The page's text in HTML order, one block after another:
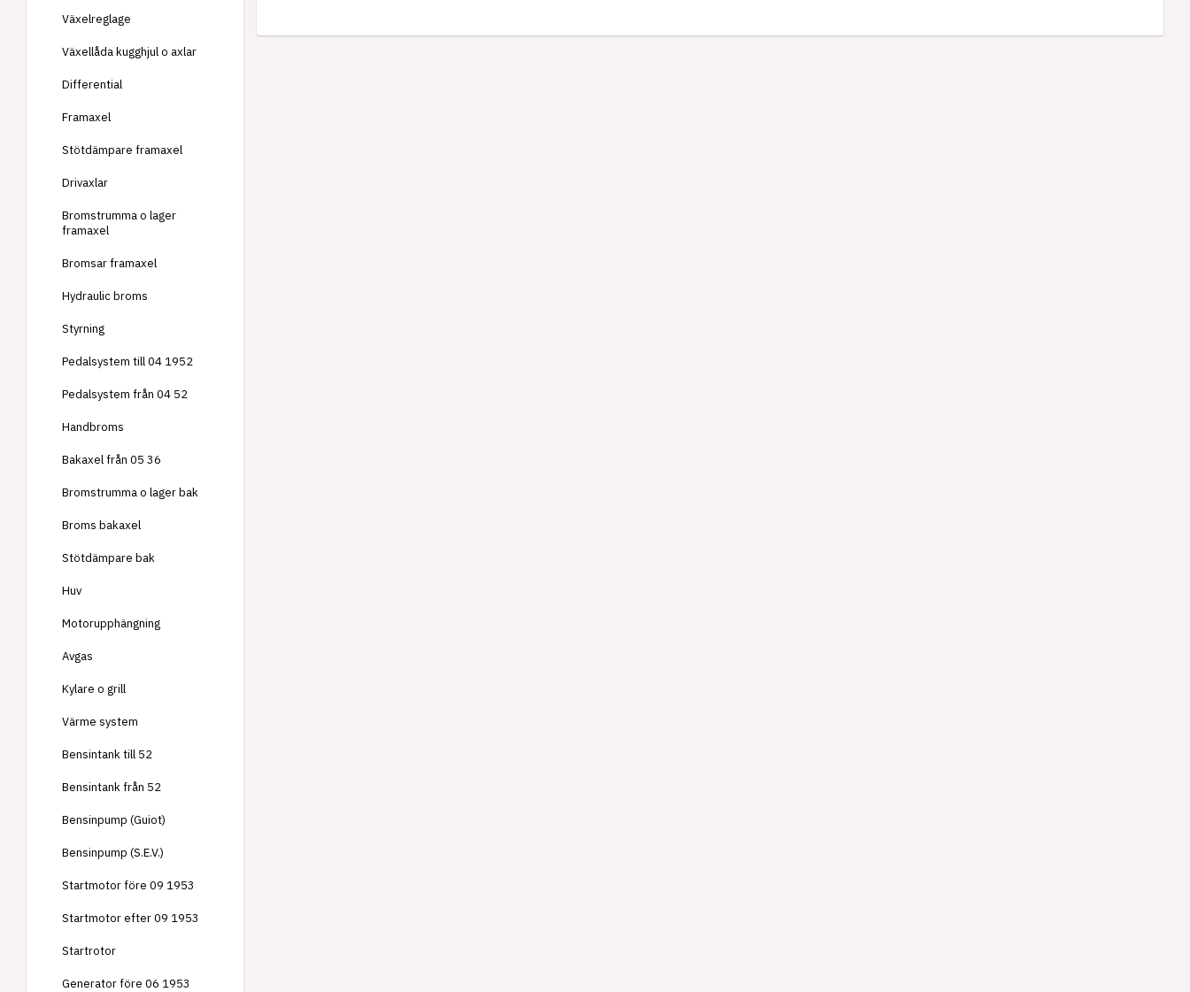
Växelreglage
Växellåda kugghjul o axlar
Differential
Framaxel
Stötdämpare framaxel
Drivaxlar
Bromstrumma o lager
framaxel
Bromsar framaxel
Hydraulic broms
Styrning
Pedalsystem till 04 1952
Pedalsystem från 04 52
Handbroms
Bakaxel från 05 36
Bromstrumma o lager bak
Broms bakaxel
Stötdämpare bak
Huv
Motorupphängning
Avgas
Kylare o grill
Värme system
Bensintank till 52
Bensintank från 52
Bensinpump (Guiot)
Bensinpump (S.E.V.)
Startmotor före 09 1953
Startmotor efter 09 1953
Startrotor
Generator före 06 1953